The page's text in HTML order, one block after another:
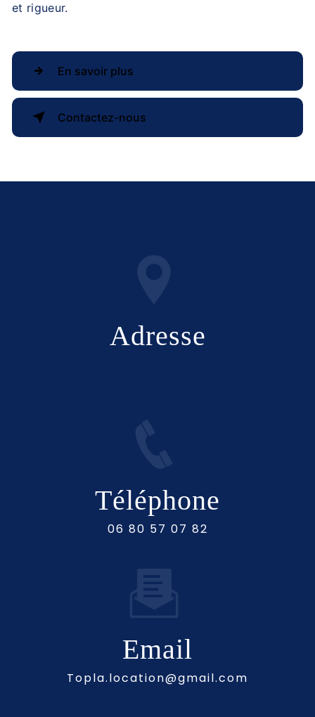
et rigueur.
En savoir plus
Contactez-nous
Adresse
Téléphone
06 80 57 07 82
Email
topla.location@gmail.com